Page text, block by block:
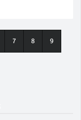
7 8 9